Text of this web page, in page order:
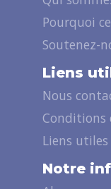
Pourquoi
Soutenez-
Liens
Nous
Conditions
Liens utiles
Notre